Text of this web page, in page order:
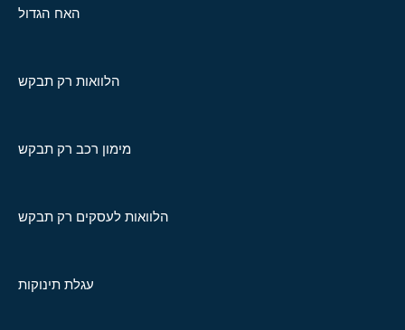
האח הגדול
הלוואות רק תבקש
מימון רכב רק תבקש
הלוואות לעסקים רק תבקש
עגלת תינוקות